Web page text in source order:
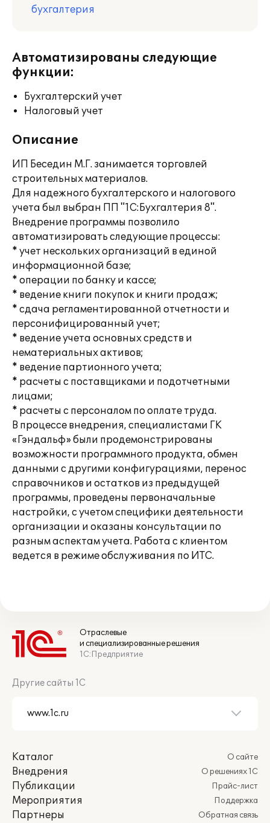
бухгалтерия
Автоматизированы следующие
функции:
Бухгалтерский учет
Налоговый учет
Описание
ИП Беседин М.Г. занимается торговлей
строительных материалов.
Для надежного бухгалтерского и налогового
учета был выбран ПП "1С:Бухгалтерия 8".
Внедрение программы позволило
автоматизировать следующие процессы:
* учет нескольких организаций в единой
информационной базе;
* операции по банку и кассе;
* ведение книги покупок и книги продаж;
* сдача регламентированной отчетности и
персонифицированный учет;
* ведение учета основных средств и
нематериальных активов;
* ведение партионного учета;
* расчеты с поставщиками и подотчетными
лицами;
* расчеты с персоналом по оплате труда.
В процессе внедрения, специалистами ГК
«Гэндальф» были продемонстрированы
возможности программного продукта, обмен
данными с другими конфигурациями, перенос
справочников и остатков из предыдущей
программы, проведены первоначальные
настройки, с учетом специфики деятельности
организации и оказаны консультации по
разным аспектам учета. Работа с клиентом
ведется в режиме обслуживания по ИТС.
Отраслевые
и специализированные решения
1С:Предприятие
Другие сайты 1С
Каталог
Внедрения
Публикации
Мероприятия
Партнеры
О сайте
О решениях 1С
Прайс-лист
Поддержка
Обратная связь